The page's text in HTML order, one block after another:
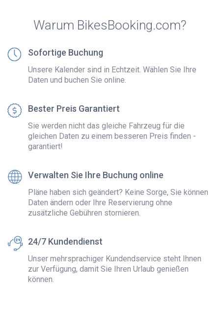
Warum BikesBooking.com?
Sofortige Buchung
Unsere Kalender sind in Echtzeit. Wählen Sie Ihre
Daten und buchen Sie online.
Bester Preis Garantiert
Sie werden nicht das gleiche Fahrzeug für die
gleichen Daten zu einem besseren Preis finden -
garantiert!
Verwalten Sie Ihre Buchung online
Pläne haben sich geändert? Keine Sorge, Sie können
Daten ändern oder Ihre Reservierung ohne
zusätzliche Gebühren stornieren.
24/7 Kundendienst
Unser mehrsprachiger Kundendservice steht Ihnen
zur Verfügung, damit Sie Ihren Urlaub genießen
können.